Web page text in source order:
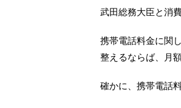
武田総務大臣と消
携帯電話料金に関
整えるならば、月
確かに、携帯電話